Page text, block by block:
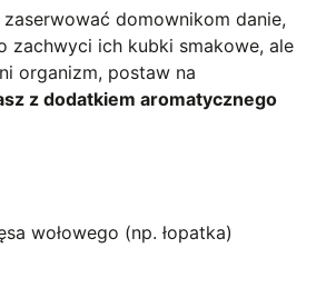
domownikom danie,
zachwyci ich kubki smakowe, ale
organizm, postaw na
z dodatkiem aromatycznego
wołowego (np. łopatka)